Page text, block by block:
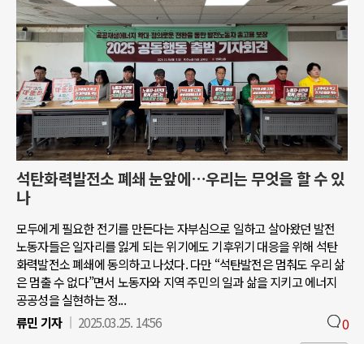
석탄화력발전소 폐쇄 눈앞에…우리는 무엇을 할 수 있
나
모두에게 필요한 전기를 만든다는 자부심으로 일하고 살아왔던 발전
노동자들은 일자리를 잃게 되는 위기에도 기후위기 대응을 위해 석탄
화력발전소 폐쇄에 동의하고 나섰다. 다만 “석탄발전은 멈춰도 우리 삶
은 멈출 수 없다”면서 노동자와 지역 주민의 일과 삶을 지키고 에너지
공공성을 실현하는 정...
류민 기자
2025.03.25. 14:56 0